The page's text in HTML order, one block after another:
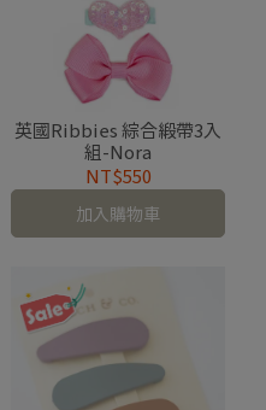
英國Ribbies 綜合緞帶3入
組-Nora
NT$550
加入購物車